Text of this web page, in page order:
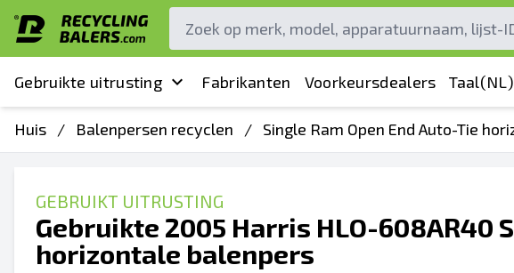
Gebruikte uitrusting Fabrikanten Voorkeursdealers Taal(NL)
Huis / Balenpersen recyclen / Single Ram Open End Auto-Tie
GEBRUIKT UITRUSTING
Gebruikte 2005 Harris HLO-608AR40
horizontale balenpers